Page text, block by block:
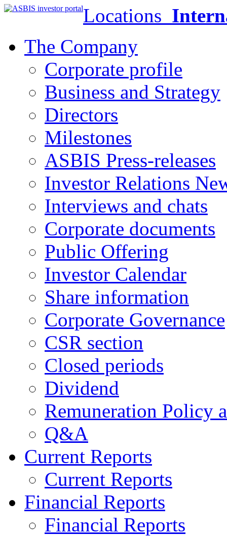
Locations
The Company
Corporate profile
Business and Strategy
Directors
Milestones
ASBIS Press-releases
Investor Relations
Interviews and chats
Corporate documents
Public Offering
Investor Calendar
Share information
Corporate Governance
CSR section
Closed periods
Dividend
Remuneration Policy
Q&A
Current Reports
Current Reports
Financial Reports
Financial Reports